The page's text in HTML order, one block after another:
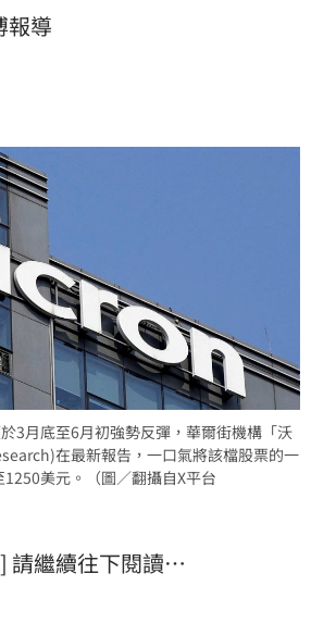
報導
3月底至6月初強勢反彈，華爾街機構「沃
在最新報告，一口氣將該檔股票的一
美元。（圖／翻攝自X平台
請繼續往下閱讀…